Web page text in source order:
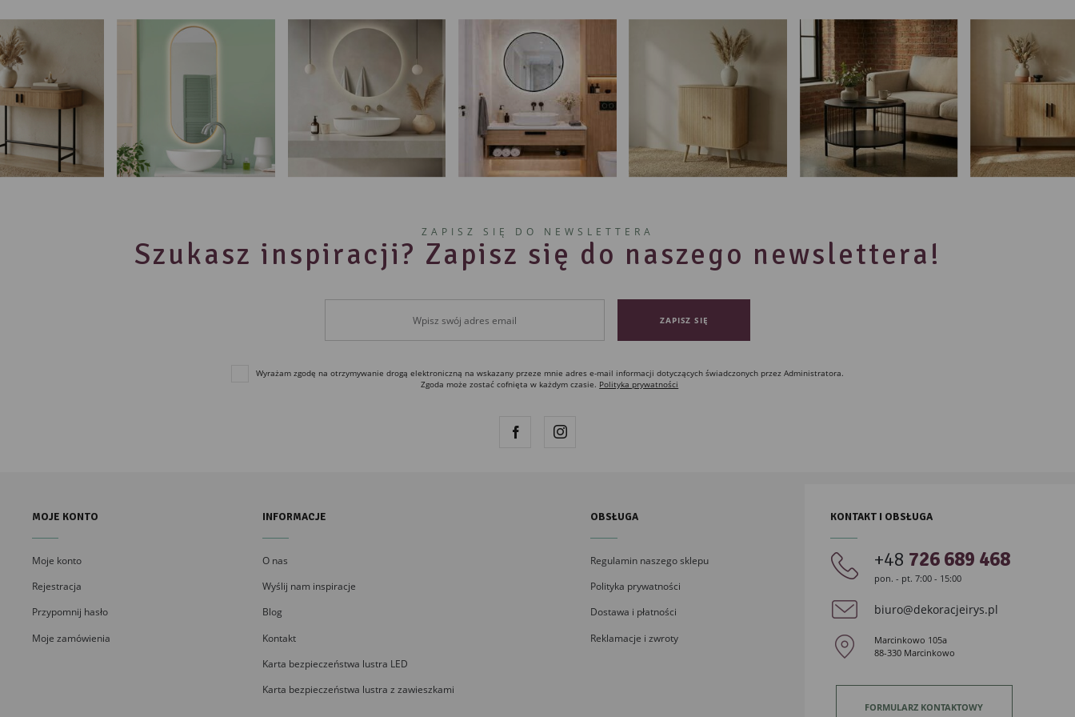
ZAPISZ SIĘ DO NEWSLETTERA
Szukasz inspiracji? Zapisz się do naszego newslettera!
Wyrażam zgodę na otrzymywanie drogą elektroniczną na wskazany przeze mnie adres e-mail informacji dotyczących świadczonych przez Administratora.
Zgoda może zostać cofnięta w każdym czasie. Polityka prywatności
MOJE KONTO
Moje konto
Rejestracja
Przypomnij hasło
Moje zamówienia
INFORMACJE
O nas
Wyślij nam inspiracje
Blog
Kontakt
Karta bezpieczeństwa lustra LED
Karta bezpieczeństwa lustra z zawieszkami
OBSŁUGA
Regulamin naszego sklepu
Polityka prywatności
Dostawa i płatności
Reklamacje i zwroty
KONTAKT I OBSŁUGA
+48 726 689 468
pon. - pt. 7:00 - 15:00
biuro@dekoracjeirys.pl
Marcinkowo 105a
88-330 Marcinkowo
FORMULARZ KONTAKTOWY